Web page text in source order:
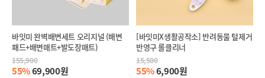
바잇미 완벽배변세트 오리지널 (배변
패드+배변매트+발도장매트)
155,900
55%69,900원
[바잇미X생활공작소] 반려동물 털제거
반영구 롤클리너
15,500
55%6,900원